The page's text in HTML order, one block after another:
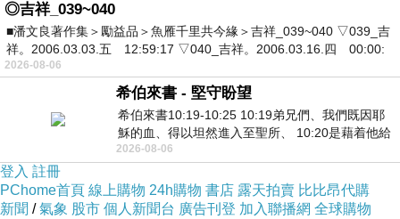
◎吉祥_039~040
■潘文良著作集＞勵益品＞魚雁千里共今緣＞吉祥_039~040 ▽039_吉
祥。2006.03.03.五 12:59:17 ▽040_吉祥。2006.03.16.四 00:00:
2026-08-06
希伯來書 - 堅守盼望
希伯來書10:19-10:25 10:19弟兄們、我們既因耶
穌的血、得以坦然進入至聖所、 10:20是藉着他給
我們開了一條又新又活的路從幔子經過
2026-08-06
登入 註冊
PChome首頁 線上購物 24h購物 書店 露天拍賣 比比昂代購
新聞 /氣象 股市 個人新聞台 廣告刊登 加入聯播網 全球購物